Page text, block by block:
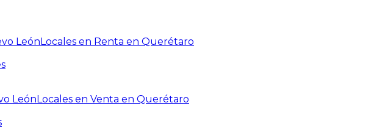
LeónLocales en Renta en Querétaro
LeónLocales en Venta en Querétaro